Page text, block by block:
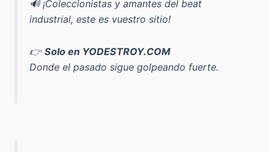
🔊 ¡Coleccionistas y amantes del beat
industrial, este es vuestro sitio!
👉Solo en YODESTROY.COM
Donde el pasado sigue golpeando fuerte.